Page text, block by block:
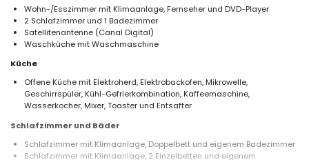
Wohn-/Esszimmer mit Klimaanlage, Fernseher und DVD-Player
2 Schlafzimmer und 1 Badezimmer
Satellitenantenne (Canal Digital)
Waschküche mit Waschmaschine
Küche
Offene Küche mit Elektroherd, Elektrobackofen, Mikrowelle,
Geschirrspüler, Kühl-Gefrierkombination, Kaffeemaschine,
Wasserkocher, Mixer, Toaster und Entsafter
Schlafzimmer und Bäder
Schlafzimmer mit Klimaanlage, Doppelbett und eigenem Badezimmer
Schlafzimmer mit Klimaanlage, 2 Einzelbetten und eigenem